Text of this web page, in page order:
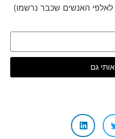
לאלפי האנשים שכבר נרשמו)
גם